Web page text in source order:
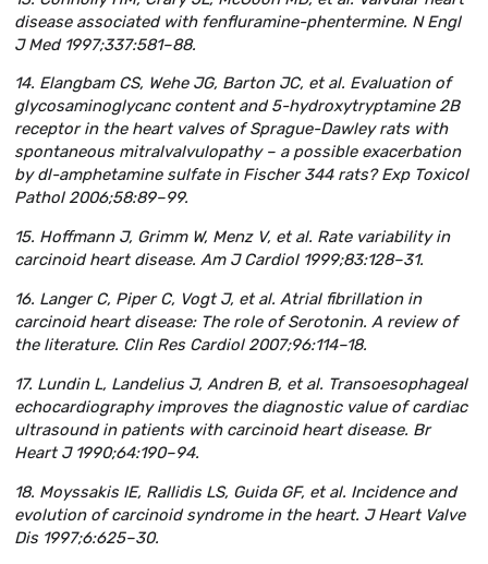
disease associated with fenfluramine-phentermine. N Engl
J Med 1997;337:581–88.
14. Elangbam CS, Wehe JG, Barton JC, et al. Evaluation of
glycosaminoglycanc content and 5-hydroxytryptamine 2B
receptor in the heart valves of Sprague-Dawley rats with
spontaneous mitralvalvulopathy – a possible exacerbation
by dl-amphetamine sulfate in Fischer 344 rats? Exp Toxicol
Pathol 2006;58:89–99.
15. Hoffmann J, Grimm W, Menz V, et al. Rate variability in
carcinoid heart disease. Am J Cardiol 1999;83:128–31.
16. Langer C, Piper C, Vogt J, et al. Atrial fibrillation in
carcinoid heart disease: The role of Serotonin. A review of
the literature. Clin Res Cardiol 2007;96:114–18.
17. Lundin L, Landelius J, Andren B, et al. Transoesophageal
echocardiography improves the diagnostic value of cardiac
ultrasound in patients with carcinoid heart disease. Br
Heart J 1990;64:190–94.
18. Moyssakis IE, Rallidis LS, Guida GF, et al. Incidence and
evolution of carcinoid syndrome in the heart. J Heart Valve
Dis 1997;6:625–30.